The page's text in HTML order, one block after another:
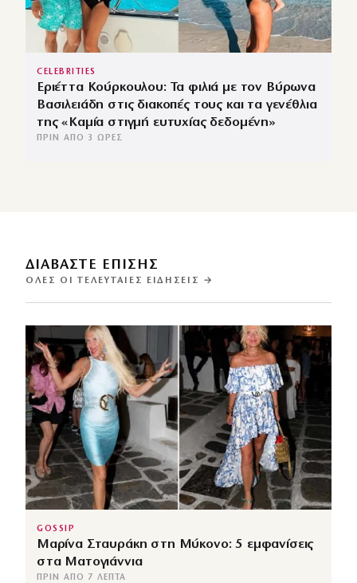
CELEBRITIES
Εριέττα Κούρκουλου: Τα φιλιά με τον Βύρωνα
Βασιλειάδη στις διακοπές τους και τα γενέθλια
της «Καμία στιγμή ευτυχίας δεδομένη»
ΠΡΙΝ ΑΠΌ 3 ΏΡΕΣ
ΔΙΑΒΑΣΤΕ ΕΠΙΣΗΣ
ΌΛΕΣ ΟΙ ΤΕΛΕΥΤΑΊΕΣ ΕΙΔΉΣΕΙΣ →
GOSSIP
Μαρίνα Σταυράκη στη Μύκονο: 5 εμφανίσεις
στα Ματογιάννια
ΠΡΙΝ ΑΠΌ 7 ΛΕΠΤΆ